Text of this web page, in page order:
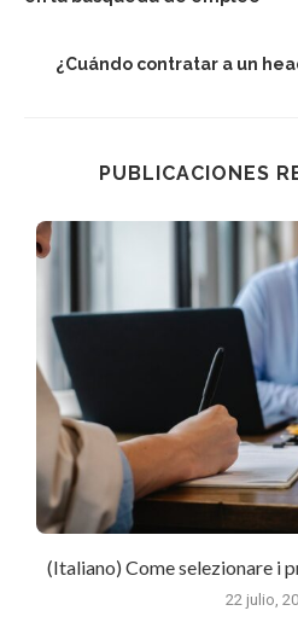
¿Cuándo contratar a un
PUBLICACIONES
(Italiano) Come selezionare i
22 julio,